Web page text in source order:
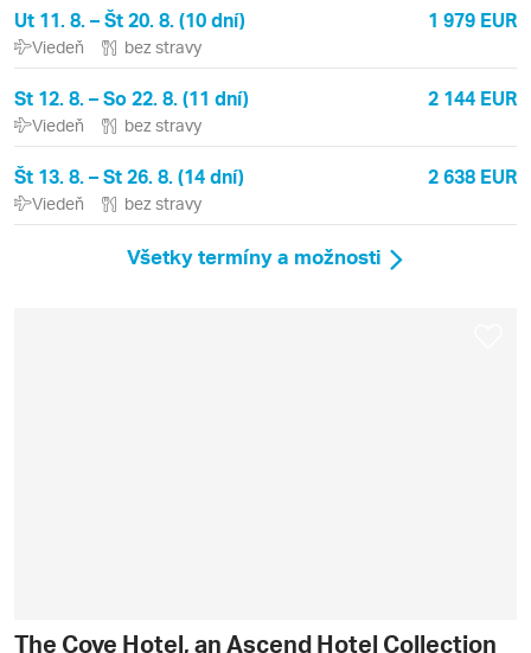
Ut 11. 8. – Št 20. 8. (10 dní) 1 979 EUR
Viedeň bez stravy
St 12. 8. – So 22. 8. (11 dní) 2 144 EUR
Viedeň bez stravy
Št 13. 8. – St 26. 8. (14 dní) 2 638 EUR
Viedeň bez stravy
Všetky termíny a možnosti
The Cove Hotel, an Ascend Hotel Collection